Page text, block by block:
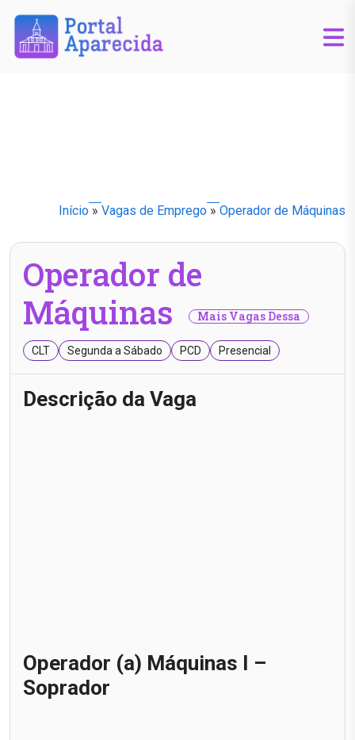
Início » Vagas de Emprego » Operador de Máquinas
Operador de
Máquinas
Mais Vagas Dessa
CLT Segunda a Sábado PCD Presencial
Descrição da Vaga
Operador (a) Máquinas I –
Soprador